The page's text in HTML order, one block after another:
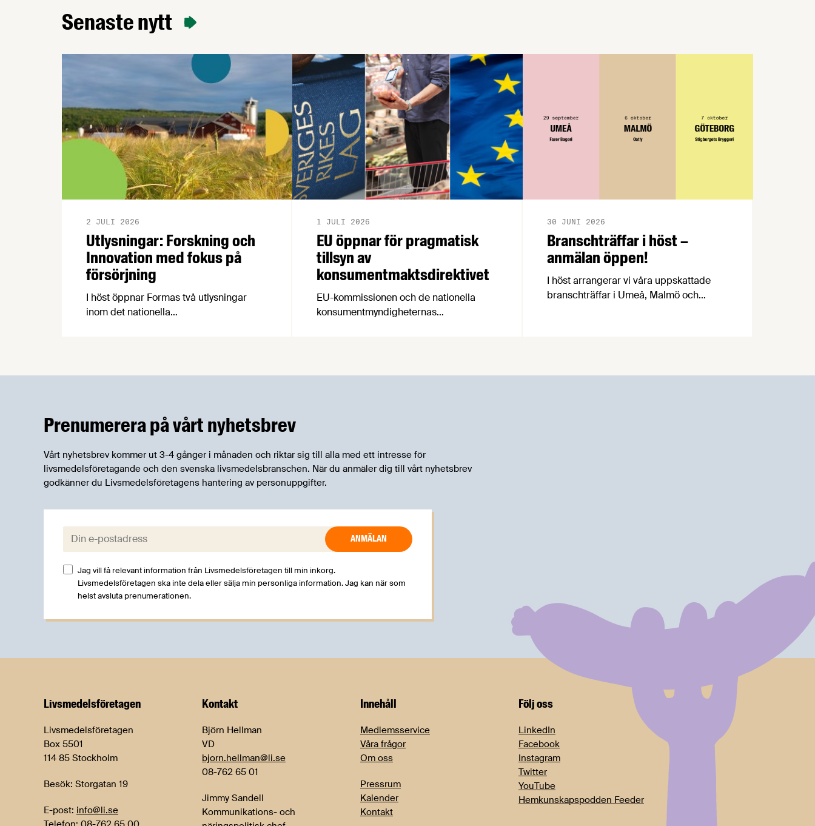
konsumentmaktsdirektiv har ett gott
Senaste nytt
Utlysningar: Forskning och
Innovation med fokus på
försörjning
2 JULI 2026
I höst öppnar Formas två utlysningar
inom det nationella
innovationer som stärker Sveriges
livsmedelsförsörjning.
EU öppnar för pragmatisk
tillsyn av
konsumentmaktsdirektivet
1 JULI 2026
EU-kommissionen och de nationella
konsumentmyndigheternas
Branschträffar i höst –
anmälan öppen!
30 JUNI 2026
I höst arrangerar vi våra uppskattade
branschträffar i Umeå, Malmö och
Prenumerera på vårt nyhetsbrev
Vårt nyhetsbrev kommer ut 3-4 gånger i månaden och riktar sig till alla med ett intresse för
livsmedelsföretagande och den svenska livsmedelsbranschen. När du anmäler dig till vårt nyhetsbrev
godkänner du Livsmedelsföretagens hantering av personuppgifter.
E-post:
Jag vill få relevant information från Livsmedelsföretagen till min inkorg.
Livsmedelsföretagen ska inte dela eller sälja min personliga information. Jag kan när som
helst avsluta prenumerationen.
Livsmedels­företagen
Livsmedelsföretagen
Box 5501
114 85 Stockholm
Besök: Storgatan 19
E-post: info@li.se
Kontakt
Björn Hellman
VD
bjorn.hellman@li.se
08-762 65 01
Jimmy Sandell
Kommunikations- och
Innehåll
Medlemsservice
Våra frågor
Om oss
Pressrum
Kalender
Kontakt
Följ oss
LinkedIn
Facebook
Instagram
Twitter
YouTube
Hemkunskapspodden Feeder